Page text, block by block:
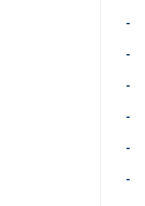
-
-
-
-
-
-